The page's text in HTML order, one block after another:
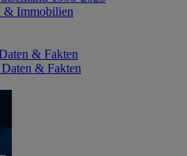
& Immobilien
& Fakten
& Fakten